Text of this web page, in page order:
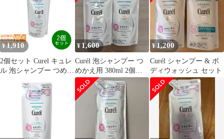
¥1,910
2個セット Curel キュレ
ル 泡シャンプー つめか
薬部外品 送料無料
¥ 1,600
Curél 泡シャンプー つ
めかえ用 380ml 2個セ
ット
¥ 1,200
Curél シャンプー & ボ
ディウォッシュ セット